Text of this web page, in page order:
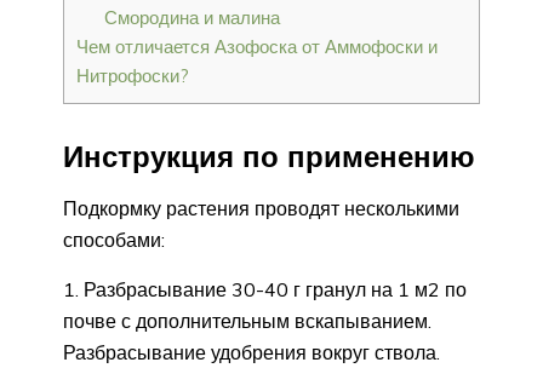
Смородина и малина
Чем отличается Азофоска от Аммофоски и
Нитрофоски?
Инструкция по применению
Подкормку растения проводят несколькими
способами:
Разбрасывание 30-40 г гранул на 1 м2 по
почве с дополнительным вскапыванием.
Разбрасывание удобрения вокруг ствола.